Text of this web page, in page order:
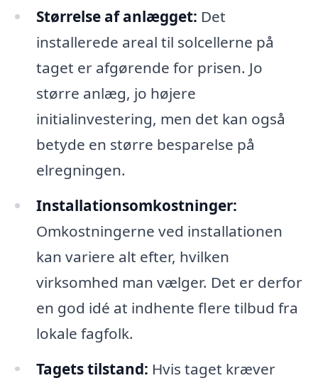
Størrelse af anlægget: Det
installerede areal til solcellerne på
taget er afgørende for prisen. Jo
større anlæg, jo højere
initialinvestering, men det kan også
betyde en større besparelse på
elregningen.
Installationsomkostninger:
Omkostningerne ved installationen
kan variere alt efter, hvilken
virksomhed man vælger. Det er derfor
en god idé at indhente flere tilbud fra
lokale fagfolk.
Tagets tilstand: Hvis taget kræver